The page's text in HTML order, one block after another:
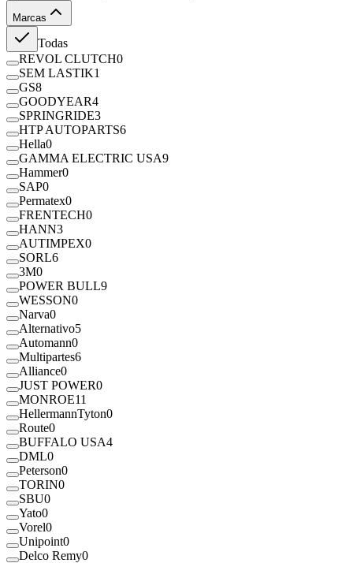
Marcas
Todas
REVOL CLUTCH0
SEM LASTIK1
GS8
GOODYEAR4
SPRINGRIDE3
HTP AUTOPARTS6
Hella0
GAMMA ELECTRIC USA9
Hammer0
SAP0
Permatex0
FRENTECH0
HANN3
AUTIMPEX0
SORL6
3M0
POWER BULL9
WESSON0
Narva0
Alternativo5
Automann0
Multipartes6
Alliance0
JUST POWER0
MONROE11
HellermannTyton0
Route0
BUFFALO USA4
DML0
Peterson0
TORIN0
SBU0
Yato0
Vorel0
Unipoint0
Delco Remy0